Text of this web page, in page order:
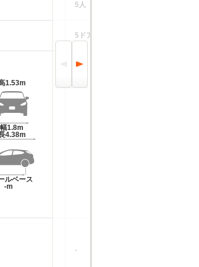
1.53m
1.8m
4.38m
ルベース
-m
5人
5ドア
-